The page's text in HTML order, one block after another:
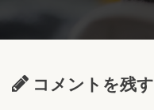
コメントを残す